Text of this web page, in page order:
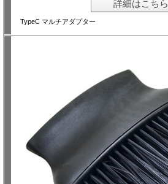
詳細はこちら
TypeC マルチアダプター